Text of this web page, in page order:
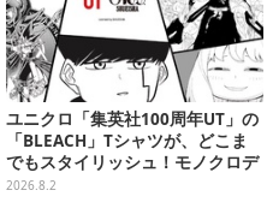
ユニクロ「集英社100周年UT」の
「BLEACH」Tシャツが、どこま
でもスタイリッシュ！モノクロデ
ザインもクール
2026.8.2